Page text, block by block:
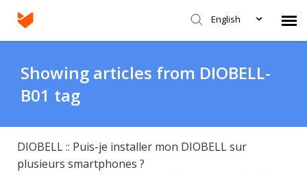
English
Submit Ticket
Knowledge Base
Showing articles from DIOBELL-
B01 tag
DIOBELL :: Puis-je installer mon DIOBELL sur
plusieurs smartphones ?